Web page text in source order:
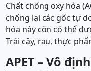
Chất chống oxy hóa
chống lại các gốc tự
hóa này còn có thể
Trái cây, rau, thực
APET – Vô